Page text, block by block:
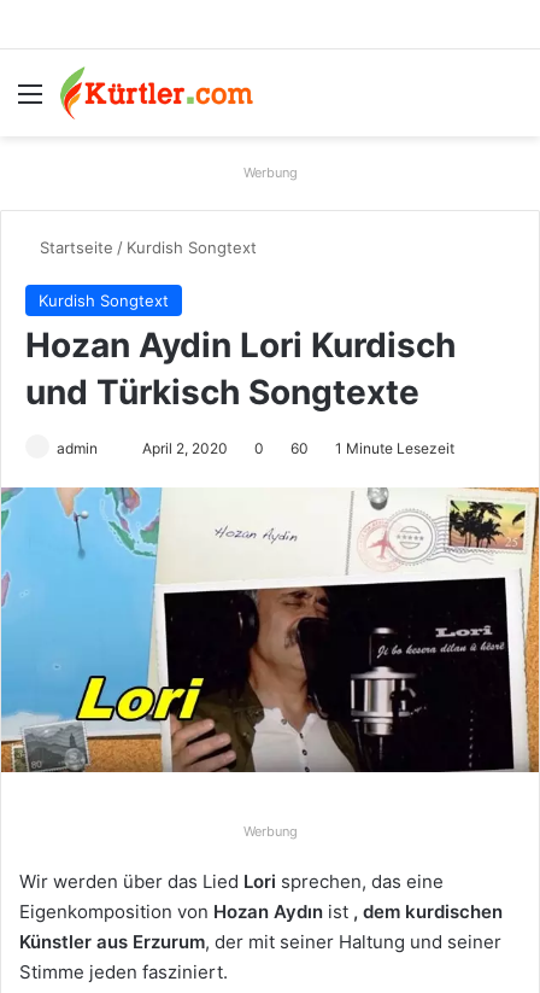
Menü
Werbung
Startseite / Kurdish Songtext
Kurdish Songtext
Hozan Aydin Lori Kurdisch
und Türkisch Songtexte
admin
n
d
i
n
e
a
i
l
April 2, 2020 0 60 1 Minute Lesezeit
Werbung
Wir werden über das Lied Lori sprechen, das eine
Eigenkomposition von Hozan Aydın ist , dem kurdischen
Künstler aus Erzurum, der mit seiner Haltung und seiner
Stimme jeden fasziniert.